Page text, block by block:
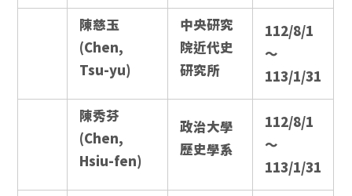
陳慈玉
(Chen,
Tsu-yu)
中央研究
院近代史
研究所
112/8/1
～
113/1/31
陳秀芬
(Chen,
Hsiu-fen)
政治大學
歷史學系
112/8/1
～
113/1/31